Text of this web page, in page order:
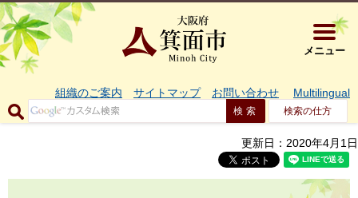
大阪府箕
メニュー
組織のご案内 サイトマップ お問い合わせ Multilingual
検索の仕方
更新日：2020年4月1日